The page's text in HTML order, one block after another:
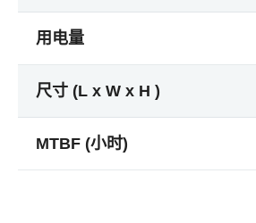
用电量
尺寸 (L x W x H )
MTBF (小时)